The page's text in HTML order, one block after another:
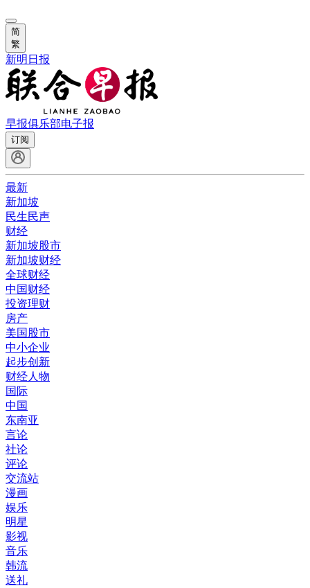
简
繁
新明日报
早报俱乐部电子报
订阅
最新
新加坡
民生民声
财经
新加坡股市
新加坡财经
全球财经
中国财经
投资理财
房产
美国股市
中小企业
起步创新
财经人物
国际
中国
东南亚
言论
社论
评论
交流站
漫画
娱乐
明星
影视
音乐
韩流
送礼